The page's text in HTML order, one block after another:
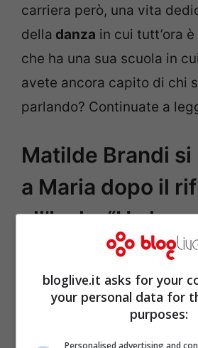
carriera però, una vita
della danza in cui tutt’ora
che ha una sua scuola in
avete ancora capito di chi
parlando? Continuate a
Matilde Brandi
a Maria dopo il
all’Isola, “Ho le
competenze”
bloglive.it asks for your
your personal data for
purposes:
Personalised advertising and